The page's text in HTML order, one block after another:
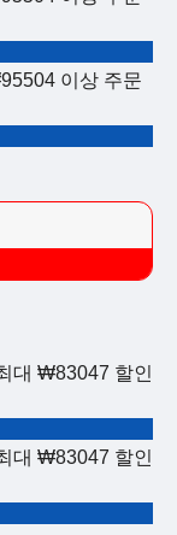
이상 주문
대 ₩83047 할인
대 ₩83047 할인